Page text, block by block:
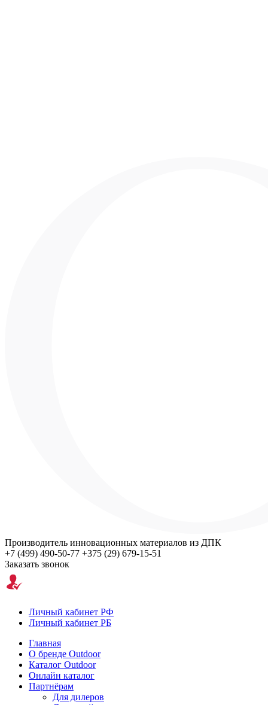
Производитель инновационных материалов из ДПК
+7 (499) 490-50-77 +375 (29) 679-15-51
Заказать звонок
Личный кабинет РФ
Личный кабинет РБ
Главная
О бренде Outdoor
Каталог Outdoor
Онлайн каталог
Партнёрам
Для дилеров